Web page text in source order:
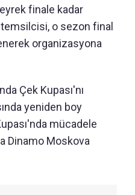
finale kadar
o sezon final
organizasyona
Çek Kupası'nı
yeniden boy
mücadele
Dinamo Moskova